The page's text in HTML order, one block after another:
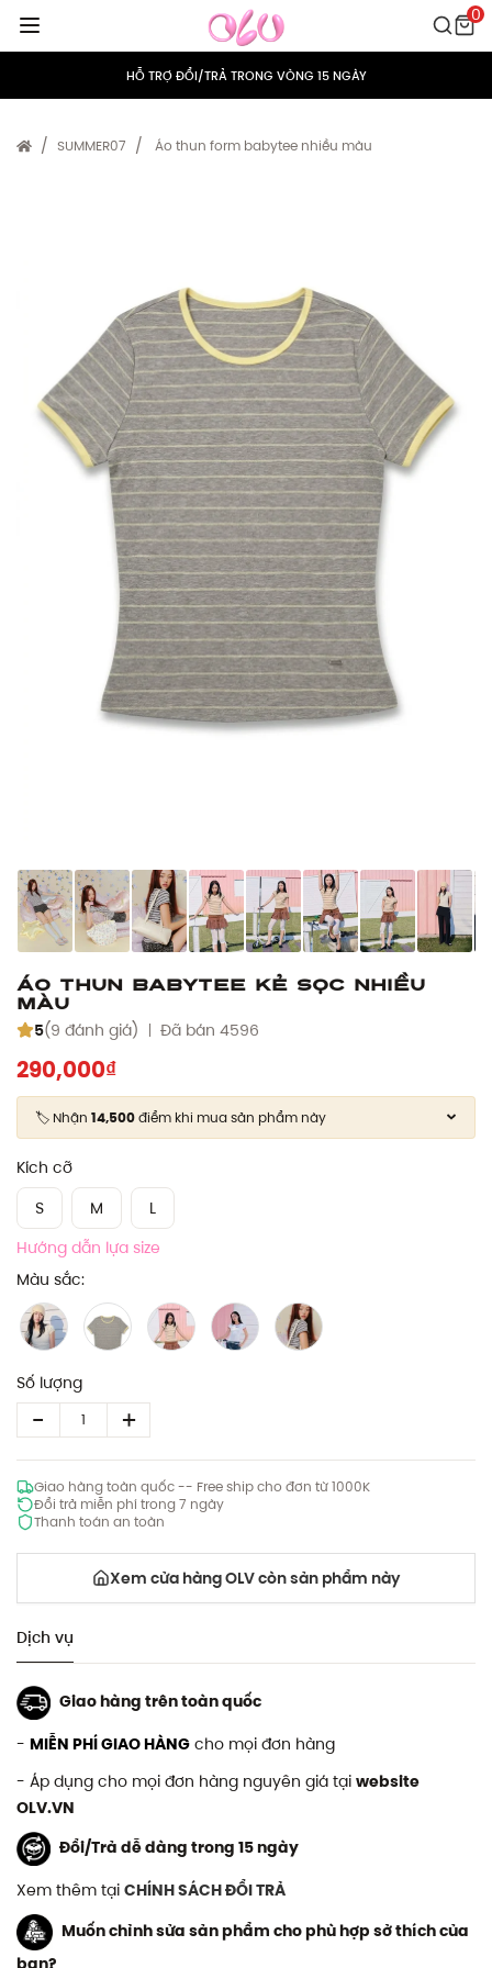
0
MIỄN PHÍ VẬN CHUYỂN CHO MỌI ĐƠN HÀNG
HỖ TRỢ ĐỔI/TRẢ TRONG VÒNG 15 NGÀY
SUMMER07 Áo thun form babytee nhiều màu
Áo thun babytee kẻ sọc nhiều
màu
5(9 đánh giá) Đã bán 4596
290,000₫
🏷️ Nhận 14,500điểm khi mua sản phẩm này
Kích cỡ
S
M
L
Hướng dẫn lựa size
Màu sắc:
Số lượng
Giao hàng toàn quốc -- Free ship cho đơn từ 1000K
Đổi trả miễn phí trong 7 ngày
Thanh toán an toàn
Xem cửa hàng OLV còn sản phẩm này
Dịch vụ
Giao hàng trên toàn quốc
- MIỄN PHÍ GIAO HÀNG cho mọi đơn hàng
- Áp dụng cho mọi đơn hàng nguyên giá tại website
OLV.VN
Đổi/Trả dễ dàng trong 15 ngày
Xem thêm tại CHÍNH SÁCH ĐỔI TRẢ
Muốn chỉnh sửa sản phẩm cho phù hợp sở thích của